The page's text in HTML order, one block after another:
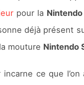
pour la Nintendo
déjà présent
mouture Nintendo
incarne ce que